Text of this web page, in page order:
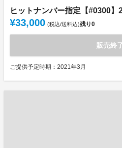
ヒットナンバー指定【#0300】
¥33,000 (税込/送料込)残り0
販売終
ご提供予定時期：2021年3月